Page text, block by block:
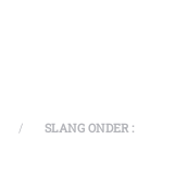
SLANG ONDER :